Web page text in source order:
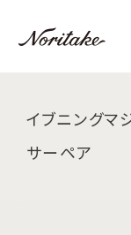
イブニングマ
サーペア